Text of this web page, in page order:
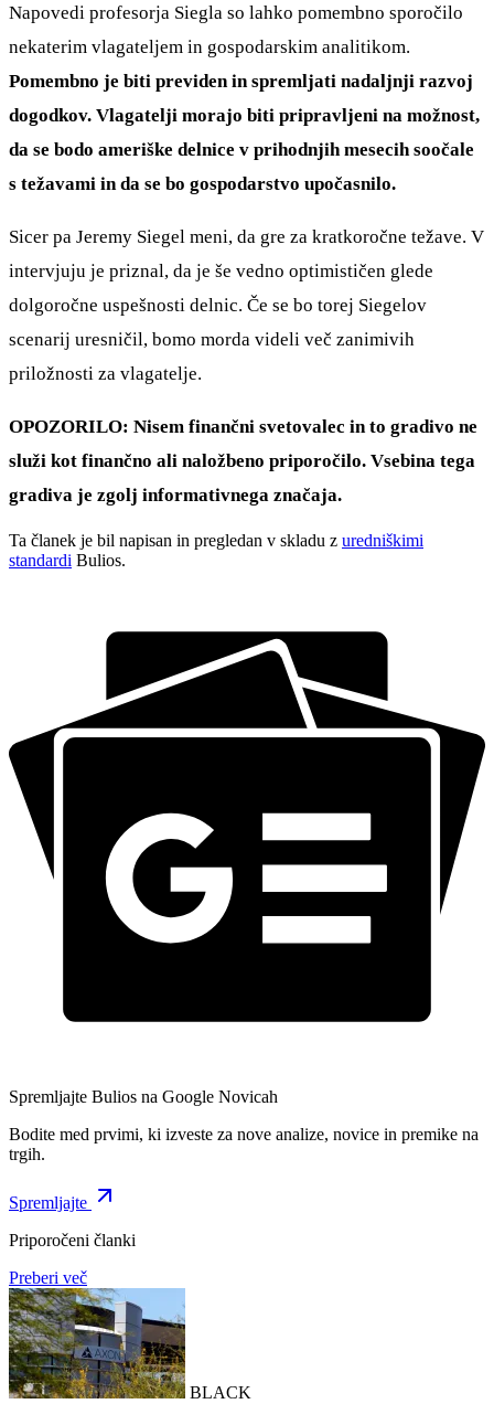
Napovedi profesorja Siegla so lahko pomembno sporočilo
nekaterim vlagateljem in gospodarskim analitikom.
Pomembno je biti previden in spremljati nadaljnji razvoj
dogodkov. Vlagatelji morajo biti pripravljeni na možnost,
da se bodo ameriške delnice v prihodnjih mesecih soočale
s težavami in da se bo gospodarstvo upočasnilo.
Sicer pa Jeremy Siegel meni, da gre za kratkoročne težave. V
intervjuju je priznal, da je še vedno optimističen glede
dolgoročne uspešnosti delnic. Če se bo torej Siegelov
scenarij uresničil, bomo morda videli več zanimivih
priložnosti za vlagatelje.
OPOZORILO: Nisem finančni svetovalec in to gradivo ne
služi kot finančno ali naložbeno priporočilo. Vsebina tega
gradiva je zgolj informativnega značaja.
Ta članek je bil napisan in pregledan v skladu z uredniškimi
standardi Bulios.
Spremljajte Bulios na Google Novicah
Bodite med prvimi, ki izveste za nove analize, novice in premike na
trgih.
Spremljajte
Priporočeni članki
Preberi več
BLACK